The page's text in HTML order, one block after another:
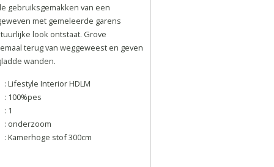
gebruiksgemakken van een
met gemeleerde garens
look ontstaat. Grove
terug van weggeweest en geven
wanden.
: Lifestyle Interior HDLM
: 100%pes
: 1
: onderzoom
: Kamerhoge stof 300cm